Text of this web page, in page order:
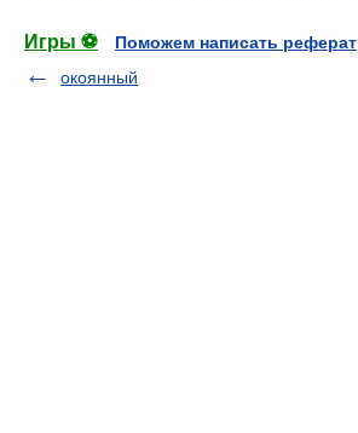
Игры ⚽
Поможем написать реферат
окоянный